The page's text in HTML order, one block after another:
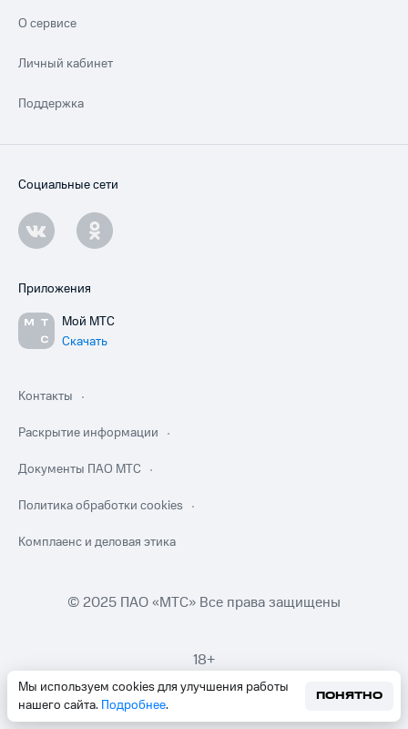
Мы используем cookies для улучшения работы
нашего сайта. Подробнее.
ПОНЯТНО
О сервисе
Личный кабинет
Поддержка
Социальные сети
Приложения
Мой МТС
Скачать
Контакты
Раскрытие информации
Документы ПАО МТС
Политика обработки cookies
Комплаенс и деловая этика
© 2025 ПАО «МТС» Все права защищены
18+